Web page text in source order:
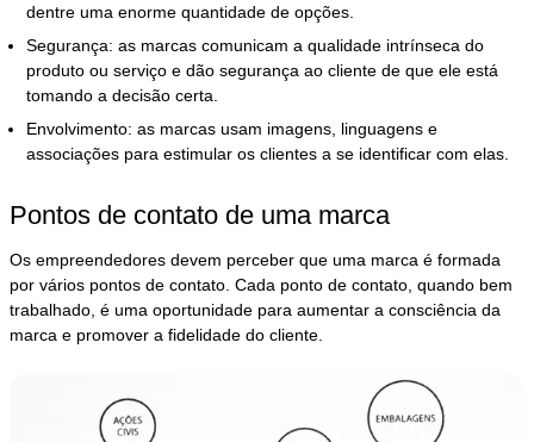
dentre uma enorme quantidade de opções.
Segurança: as marcas comunicam a qualidade intrínseca do
produto ou serviço e dão segurança ao cliente de que ele está
tomando a decisão certa.
Envolvimento: as marcas usam imagens, linguagens e
associações para estimular os clientes a se identificar com elas.
Pontos de contato de uma marca
Os empreendedores devem perceber que uma marca é formada
por vários pontos de contato. Cada ponto de contato, quando bem
trabalhado, é uma oportunidade para aumentar a consciência da
marca e promover a fidelidade do cliente.